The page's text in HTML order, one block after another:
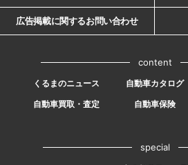
広告掲載に関するお問い合わせ
content
くるまのニュース 自動車カタログ
自動車買取・査定
自動車保険
special